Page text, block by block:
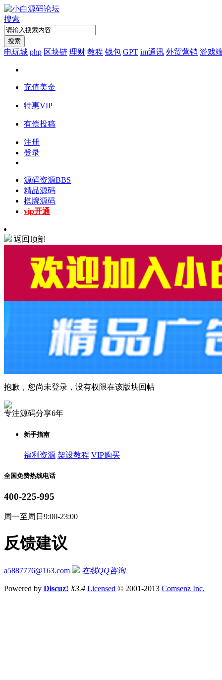
搜索
搜索
电玩城 php 区块链 理财 教程 钱包 GPT im通讯 外贸营销 游戏
充值美金
特惠VIP
有偿投稿
注册
登录
源码资源BBS
精品源码
棋牌源码
vip开通
返回顶部
抱歉，您尚未登录，没有权限在该版块回帖
专注源码分享6年
新手指南
福利资源 架设教程 VIP购买
全国免费热线电话
400-225-995
周一至周日9:00-23:00
反馈建议
a5887776@163.com 在线QQ咨询
Powered by Discuz! X3.4 Licensed © 2001-2013 Comsenz Inc.